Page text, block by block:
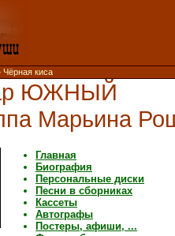
Чёрная киса
ЮЖНЫЙ
Марьина
Главная
Биография
Персональные диски
Песни в сборниках
Кассеты
Автографы
Постеры, афиши, ...